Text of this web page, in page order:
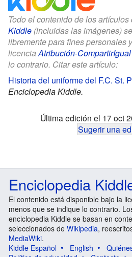
Todo el contenido de los artículos
Kiddle (incluidas las imágenes)
libremente para fines personales
licencia Atribución-CompartirIgual
lo contrario. Citar este artículo:
Historia del uniforme del F.C. St.
Enciclopedia Kiddle.
Última edición el 17 oct
Sugerir una
Enciclopedia
El contenido está disponible bajo la
menos que se indique lo contrario.
enciclopedia Kiddle se basan en
seleccionados de Wikipedia,
MediaWiki.
Kiddle Español
English